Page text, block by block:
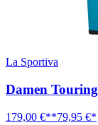
La Sportiva
Damen
179,00 €**79,95 €*